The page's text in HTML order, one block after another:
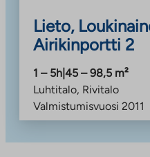
Lieto,
Airikinportti 2
1 – 5h 45 – 98,5 m²
Luhtitalo, Rivitalo
Valmistumisvuosi 2011